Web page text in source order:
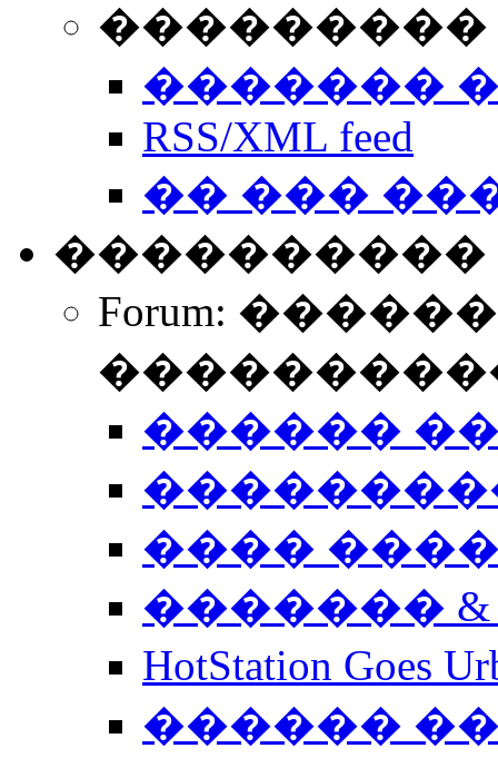
���������
�������
RSS/XML feed
�� ���
����������
Forum:
������
����
�������
HotStation
������